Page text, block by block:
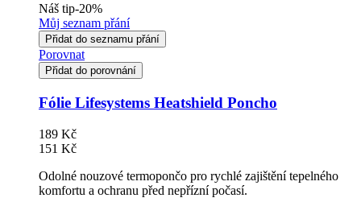
Náš tip-20%
Můj seznam přání
Přidat do seznamu přání
Porovnat
Přidat do porovnání
Fólie Lifesystems Heatshield Poncho
189 Kč
151 Kč
Odolné nouzové termopončo pro rychlé zajištění tepelného
komfortu a ochranu před nepřízní počasí.